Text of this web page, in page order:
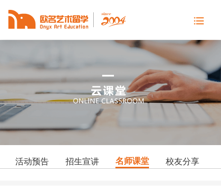
活动预告 招生宣讲 名师课堂 校友分享